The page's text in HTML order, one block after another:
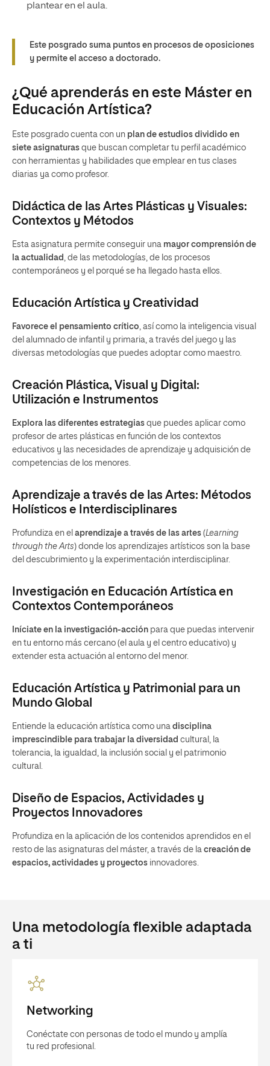
plantear en el aula.
Este posgrado suma puntos en procesos de oposiciones
y permite el acceso a doctorado.
¿Qué aprenderás en este Máster en
Educación Artística?
Este posgrado cuenta con un plan de estudios dividido en
siete asignaturas que buscan completar tu perfil académico
con herramientas y habilidades que emplear en tus clases
diarias ya como profesor.
Didáctica de las Artes Plásticas y Visuales:
Contextos y Métodos
Esta asignatura permite conseguir una mayor comprensión de
la actualidad, de las metodologías, de los procesos
contemporáneos y el porqué se ha llegado hasta ellos.
Educación Artística y Creatividad
Favorece el pensamiento crítico, así como la inteligencia visual
del alumnado de infantil y primaria, a través del juego y las
diversas metodologías que puedes adoptar como maestro.
Creación Plástica, Visual y Digital:
Utilización e Instrumentos
Explora las diferentes estrategias que puedes aplicar como
profesor de artes plásticas en función de los contextos
educativos y las necesidades de aprendizaje y adquisición de
competencias de los menores.
Aprendizaje a través de las Artes: Métodos
Holísticos e Interdisciplinares
Profundiza en el aprendizaje a través de las artes (Learning
through the Arts) donde los aprendizajes artísticos son la base
del descubrimiento y la experimentación interdisciplinar.
Investigación en Educación Artística en
Contextos Contemporáneos
Iníciate en la investigación-acción para que puedas intervenir
en tu entorno más cercano (el aula y el centro educativo) y
extender esta actuación al entorno del menor.
Educación Artística y Patrimonial para un
Mundo Global
Entiende la educación artística como una disciplina
imprescindible para trabajar la diversidad cultural, la
tolerancia, la igualdad, la inclusión social y el patrimonio
cultural.
Diseño de Espacios, Actividades y
Proyectos Innovadores
Profundiza en la aplicación de los contenidos aprendidos en el
resto de las asignaturas del máster, a través de la creación de
espacios, actividades y proyectos innovadores.
Una metodología flexible adaptada
a ti
Networking
Conéctate con personas de todo el mundo y amplía
tu red profesional.